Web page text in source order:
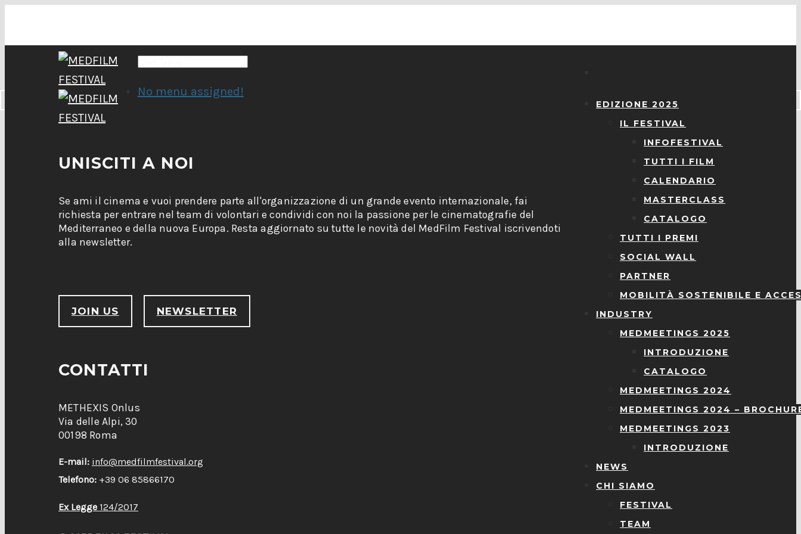
EDIZIONE 2025
IL FESTIVAL
INFOFESTIVAL
TUTTI I FILM
CALENDARIO
MASTERCLASS
CATALOGO
TUTTI I PREMI
SOCIAL WALL
PARTNER
MOBILITÀ SOSTENIBILE E
INDUSTRY
MEDMEETINGS 2025
INTRODUZIONE
CATALOGO
MEDMEETINGS 2024
MEDMEETINGS 2024 –
MEDMEETINGS 2023
INTRODUZIONE
NEWS
CHI SIAMO
FESTIVAL
TEAM
No menu assigned!
UNISCITI A NOI
Se ami il cinema e vuoi prendere parte all'organizzazione di un grande evento internazionale, fai
richiesta per entrare nel team di volontari e condividi con noi la passione per le cinematografie del
Mediterraneo e della nuova Europa. Resta aggiornato su tutte le novità del MedFilm Festival iscrivendoti
alla newsletter.
JOIN US NEWSLETTER
CONTATTI
METHEXIS Onlus
Via delle Alpi, 30
00198 Roma
E-mail: info@medfilmfestival.org
Telefono: +39 06 85866170
Ex Legge 124/2017